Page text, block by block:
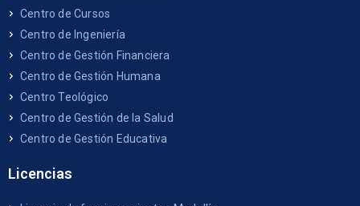
Centro de Cursos
Centro de Ingeniería
Centro de Gestión Financiera
Centro de Gestión Humana
Centro Teológico
Centro de Gestión de la Salud
Centro de Gestión Educativa
Licencias